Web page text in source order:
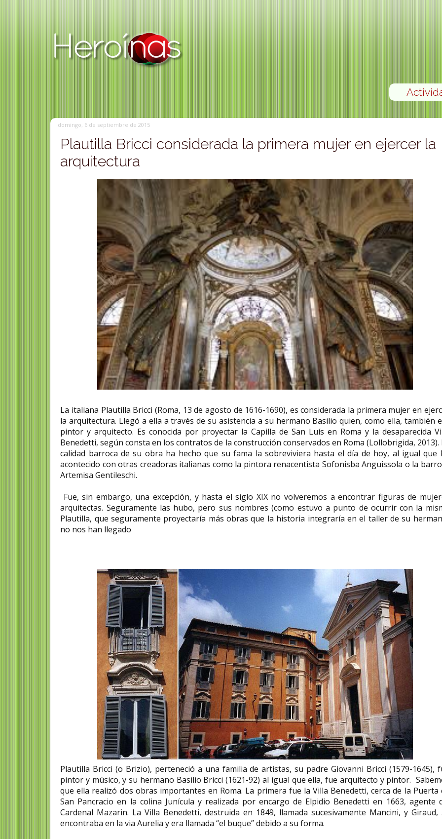
domingo, 6 de septiembre de 2015
Plautilla Bricci considerada la primera mujer en ejercer la
arquitectura
La italiana Plautilla Bricci (Roma, 13 de agosto de 1616-1690), es considerada la primera mujer en
la arquitectura. Llegó a ella a través de su asistencia a su hermano Basilio quien, como ella, también
pintor y arquitecto. Es conocida por proyectar la Capilla de San Luís en Roma y la desaparecida
Benedetti, según consta en los contratos de la construcción conservados en Roma (Lollobrigida, 2013).
calidad barroca de su obra ha hecho que su fama la sobreviviera hasta el día de hoy, al igual que
acontecido con otras creadoras italianas como la pintora renacentista Sofonisba Anguissola o la
Artemisa Gentileschi.
Fue, sin embargo, una excepción, y hasta el siglo XIX no volveremos a encontrar figuras de
arquitectas. Seguramente las hubo, pero sus nombres (como estuvo a punto de ocurrir con la
Plautilla, que seguramente proyectaría más obras que la historia integraría en el taller de su
no nos han llegado
Plautilla Bricci (o Brizio), perteneció a una familia de artistas, su padre Giovanni Bricci (1579-1645),
pintor y músico, y su hermano Basilio Bricci (1621-92) al igual que ella, fue arquitecto y pintor.
que ella realizó dos obras importantes en Roma. La primera fue la Villa Benedetti, cerca de la Puerta
San Pancracio en la colina Junícula y realizada por encargo de Elpidio Benedetti en 1663, agente
Cardenal Mazarin. La Villa Benedetti, destruida en 1849, llamada sucesivamente Mancini, y Giraud,
encontraba en la via Aurelia y era llamada “el buque” debido a su forma.
Maria del Mar Bonet ¡
Maria del Mar Bonet i Verdaguer
Florence
Sur
Juliet Ann Hopkins